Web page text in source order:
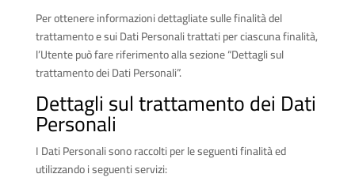
Per ottenere informazioni dettagliate sulle finalità del
trattamento e sui Dati Personali trattati per ciascuna finalità,
l’Utente può fare riferimento alla sezione “Dettagli sul
trattamento dei Dati Personali”.
Dettagli sul trattamento dei Dati
Personali
I Dati Personali sono raccolti per le seguenti finalità ed
utilizzando i seguenti servizi: